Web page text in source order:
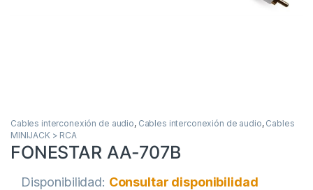
Cables interconexión de audio, Cables interconexión de audio, Cables
MINIJACK > RCA
FONESTAR AA-707B
Disponibilidad: Consultar disponibilidad